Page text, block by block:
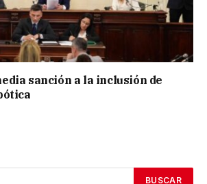
sanción a la inclusión de